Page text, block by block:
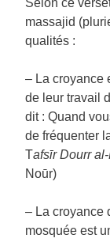
Selon ce
massajid
qualités :
– La croyance
de leur travail
dit : Quand
de fréquenter
Tafsīr Dourr
Noūr)
– La croyance
mosquée est